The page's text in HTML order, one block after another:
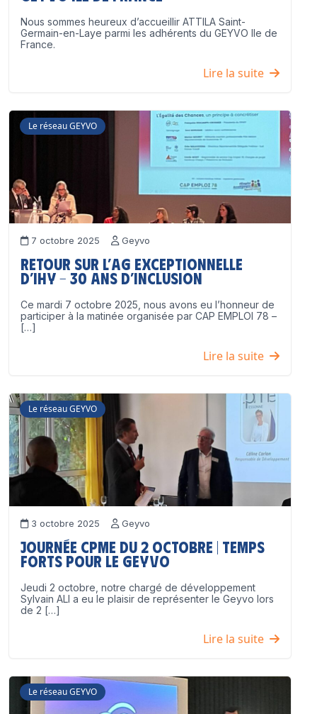
Nous sommes heureux d’accueillir ATTILA Saint-
Germain-en-Laye parmi les adhérents du GEYVO Ile de
France.
Lire la suite
Le réseau GEYVO
7 octobre 2025 Geyvo
Retour sur l’AG exceptionnelle
d’IHY – 30 ans d’inclusion
Ce mardi 7 octobre 2025, nous avons eu l’honneur de
participer à la matinée organisée par CAP EMPLOI 78 –
[…]
Lire la suite
Le réseau GEYVO
3 octobre 2025 Geyvo
Journée CPME du 2 octobre | Temps
forts pour le GEYVO
Jeudi 2 octobre, notre chargé de développement
Sylvain ALI a eu le plaisir de représenter le Geyvo lors
de 2 […]
Lire la suite
Le réseau GEYVO